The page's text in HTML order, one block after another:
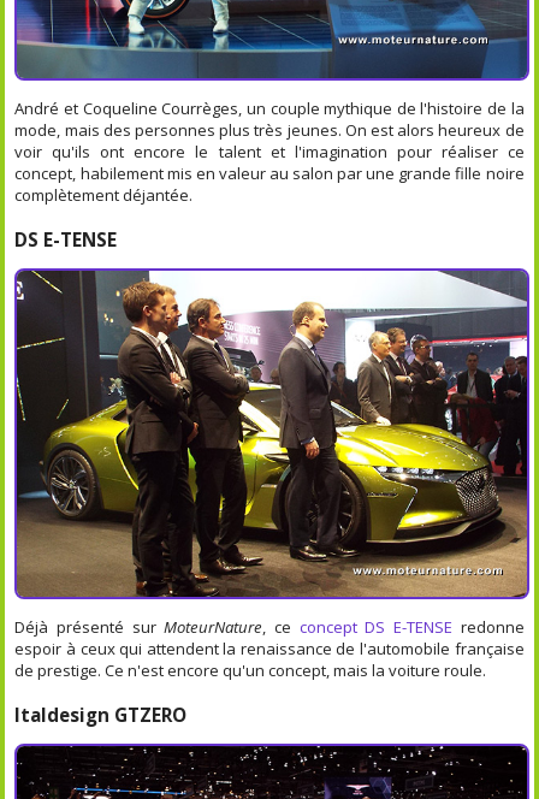
André et Coqueline Courrèges, un couple mythique de l'histoire de la
mode, mais des personnes plus très jeunes. On est alors heureux de
voir qu'ils ont encore le talent et l'imagination pour réaliser ce
concept, habilement mis en valeur au salon par une grande fille noire
complètement déjantée.
DS E-TENSE
Déjà présenté surMoteurNature, ce concept DS E-TENSE redonne
espoir à ceux qui attendent la renaissance de l'automobile française
de prestige. Ce n'est encore qu'un concept, mais la voiture roule.
Italdesign GTZERO